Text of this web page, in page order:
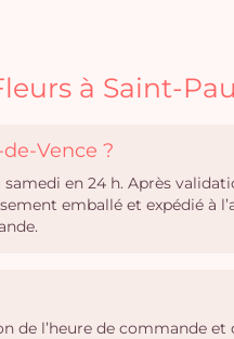
à Saint-
Vence ?
en 24 h. Après
emballé et expédié à
de l’heure de commande